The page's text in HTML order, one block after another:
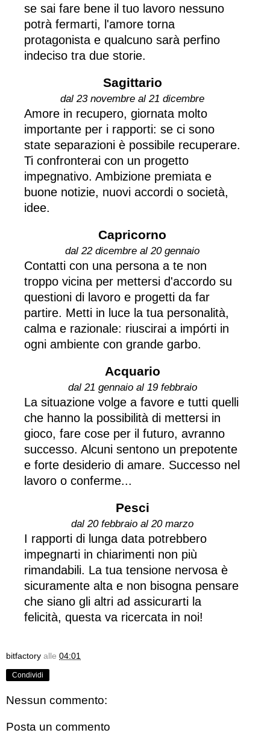
se sai fare bene il tuo lavoro nessuno
potrà fermarti, l'amore torna
protagonista e qualcuno sarà perfino
indeciso tra due storie.
Sagittario
dal 23 novembre al 21 dicembre
Amore in recupero, giornata molto
importante per i rapporti: se ci sono
state separazioni è possibile recuperare.
Ti confronterai con un progetto
impegnativo. Ambizione premiata e
buone notizie, nuovi accordi o società,
idee.
Capricorno
dal 22 dicembre al 20 gennaio
Contatti con una persona a te non
troppo vicina per mettersi d'accordo su
questioni di lavoro e progetti da far
partire. Metti in luce la tua personalità,
calma e razionale: riuscirai a impórti in
ogni ambiente con grande garbo.
Acquario
dal 21 gennaio al 19 febbraio
La situazione volge a favore e tutti quelli
che hanno la possibilità di mettersi in
gioco, fare cose per il futuro, avranno
successo. Alcuni sentono un prepotente
e forte desiderio di amare. Successo nel
lavoro o conferme...
Pesci
dal 20 febbraio al 20 marzo
I rapporti di lunga data potrebbero
impegnarti in chiarimenti non più
rimandabili. La tua tensione nervosa è
sicuramente alta e non bisogna pensare
che siano gli altri ad assicurarti la
felicità, questa va ricercata in noi!
bitfactory alle 04:01
Condividi
Nessun commento:
Posta un commento